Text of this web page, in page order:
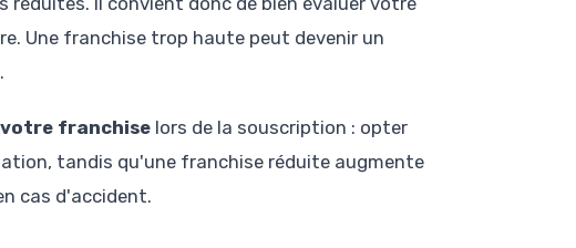
Une franchise trop haute peut devenir un
franchise lors de la souscription : opter
tandis qu'une franchise réduite augmente
cas d'accident.